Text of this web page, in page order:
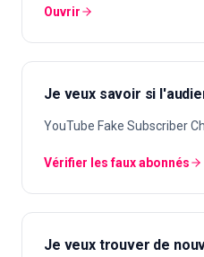
Ouvrir
Je veux savoir si
YouTube Fake Subscriber
Vérifier les faux abonnés
Je veux trouver de